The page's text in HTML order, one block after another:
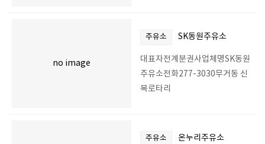
no image
주유소 SK동원주유소
대표자전계분권사업체명SK동원
주유소전화277-3030무거동 신
복로타리
주유소 온누리주유소